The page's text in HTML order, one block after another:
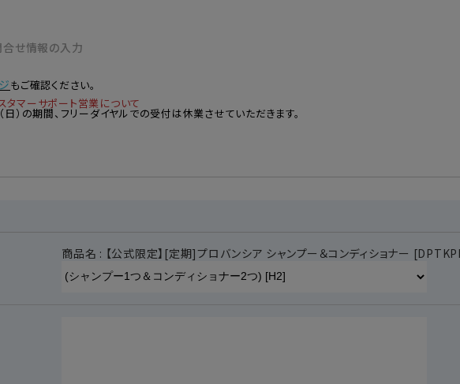
合せ情報の入力
もご確認ください。
マーサポート営業について
）の期間、フリーダイヤルでの受付は休業させていただきます。
商品名 : 【公式限定】[定期]プロバンシア シャンプー＆コンディショナー